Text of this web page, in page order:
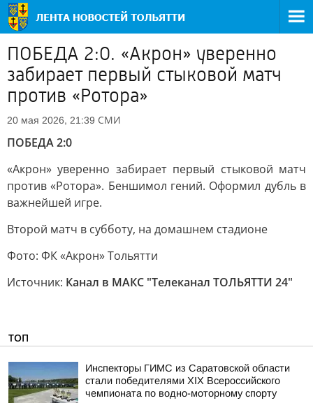
ПОБЕДА 2:0. «Акрон» уверенно
забирает первый стыковой матч
против «Ротора»
20 мая 2026, 21:39 СМИ
ПОБЕДА 2:0
«Акрон» уверенно забирает первый стыковой матч
против «Ротора». Беншимол гений. Оформил дубль в
важнейшей игре.
Второй матч в субботу, на домашнем стадионе
Фото: ФК «Акрон» Тольятти
Источник: Канал в МАКС "Телеканал ТОЛЬЯТТИ 24"
ТОП
Инспекторы ГИМС из Саратовской области
стали победителями XIX Всероссийского
чемпионата по водно-моторному спорту